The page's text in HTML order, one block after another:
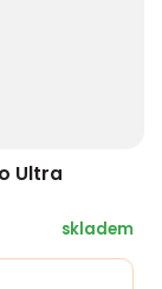
Ultra
skladem